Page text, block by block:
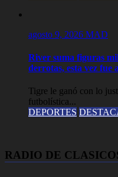
agosto 9, 2026 MAD
River suma figuras
derrotas, esta vez fue
Tigre le ganó con lo
futbolística...
DEPORTES
RADIO DE